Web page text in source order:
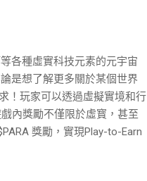
各種虛實科技元素的元宇宙
是想了解更多關於某個世界
！玩家可以透過虛擬實境和行
內獎勵不僅限於虛寳，甚至
獎勵，實現Play-to-Earn